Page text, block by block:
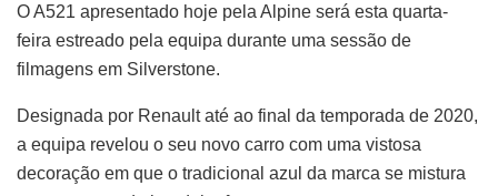
O A521 apresentado hoje pela Alpine será esta quarta-
feira estreado pela equipa durante uma sessão de
filmagens em Silverstone.
Designada por Renault até ao final da temporada de 2020,
a equipa revelou o seu novo carro com uma vistosa
decoração em que o tradicional azul da marca se mistura